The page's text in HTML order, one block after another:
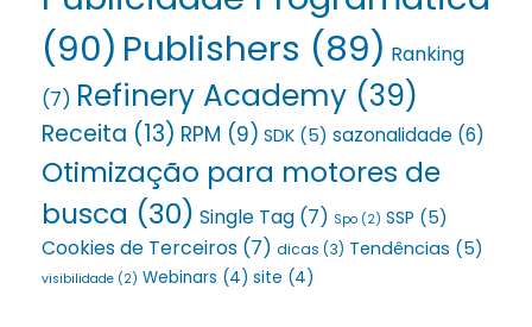
(90) Publishers (89) Ranking
(7) Refinery Academy (39)
Receita (13) RPM (9) SDK (5) sazonalidade (6)
Otimização para motores de
busca (30) Single Tag (7) Spo (2) SSP (5)
Cookies de Terceiros (7) dicas (3) Tendências (5)
visibilidade (2) Webinars (4) site (4)